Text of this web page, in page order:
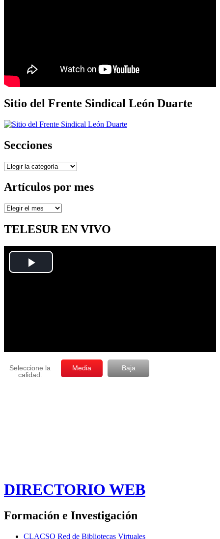
Sitio del Frente Sindical León Duarte
Secciones
Secciones
Artículos por mes
Artículos
mes
TELESUR EN VIVO
DIRECTORIO WEB
Formación e Investigación
CLACSO Red de Bibliotecas Virtuales